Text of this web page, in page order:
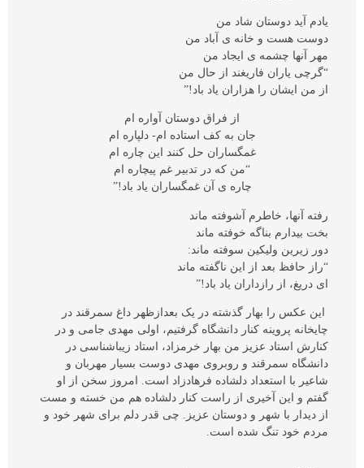
یادم آید دوستان شاد من
دوست هست و خانه ی آباد من
مهر آنها چشمه ی ايجاد من
“گرچی یاران فاریغند از حال من
از من ایشان را هزاران یاد باد!”
از فراق دوستان آواره ام
جان به کف استاده ام- دلپاره ام
غمگساران حل کنند این چاره ام
“من که در تدبیر غم پیچاره ام
چاره ی آن غمگساران یاد باد!”
رفته آنها، خاطرم آشوفته ماند
بخت بیدارم بناگه خوفته ماند
دور زیرین ولیکین سوفته ماند:
“راز حافظ بعد از این ناگفته ماند
ای دریغ، از رازداران یاد باد!”
این عکس را بهار گذشته در يک بعدازظهر داغ سمرقند در
چايخانه پروينه کنار دانشگاه گرفتيم، اولی مهدی جامی و در
کنارش استاد عزیز من بهار خرمزاد، استاد زیباشناسی در
دانشگاه سمرقند و روبروی مهدی دوست بسیار مهربان و
شاعیر با استعداد دلشاده فرهادزاد است. امروز سخن از او
گفتم و این آخیری از راست کنار دلشاده هم من خسته و مست
از دیدار با شهر و دوستان عزیز. چی قدر دلم برای شهر خود و
مردم خود تنگ شده است.